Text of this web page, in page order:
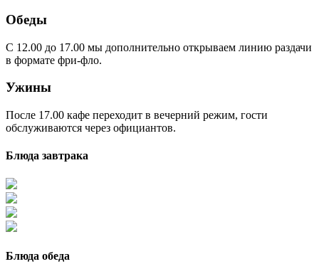
Обеды
С 12.00 до 17.00 мы дополнительно открываем линию раздачи
в формате фри-фло.
Ужины
После 17.00 кафе переходит в вечерний режим, гости
обслуживаются через официантов.
Блюда завтрака
Блюда обеда